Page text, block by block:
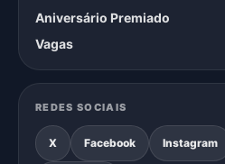
Aniversário Premiado
Vagas
REDES SOCIAIS
X Facebook Instagram